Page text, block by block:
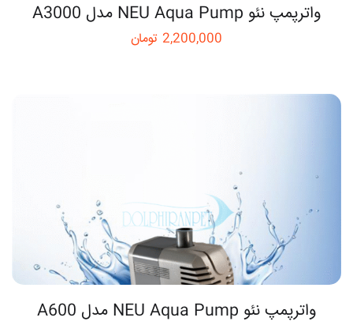
واترپمپ نئو NEU Aqua Pump مدل A3000
2,200,000 تومان
واترپمپ نئو NEU Aqua Pump مدل A600